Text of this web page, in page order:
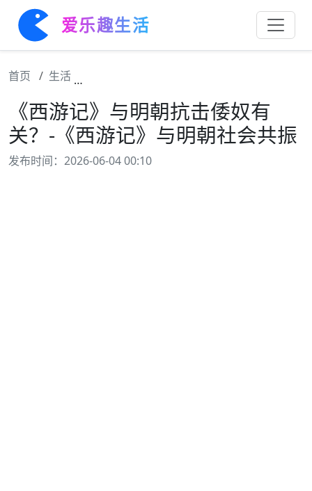
爱乐趣生活
首页 生活
《西游记》与明朝抗击倭奴有
关？-《西游记》与明朝社会共振
发布时间：2026-06-04 00:10